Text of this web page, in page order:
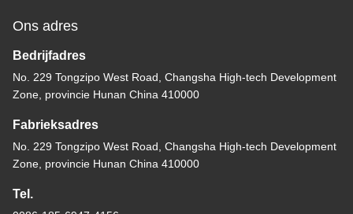
Ons adres
Bedrijfadres
No. 229 Tongzipo West Road, Changsha High-tech Development
Zone, provincie Hunan China 410000
Fabrieksadres
No. 229 Tongzipo West Road, Changsha High-tech Development
Zone, provincie Hunan China 410000
Tel.